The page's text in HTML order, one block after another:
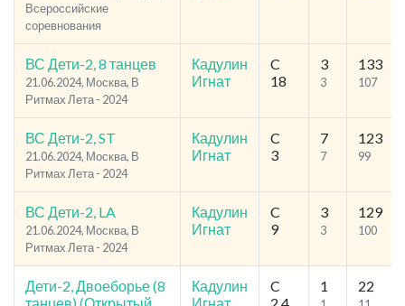
Всероссийские
соревнования
ВС Дети-2, 8 танцев
21.06.2024, Москва, В
Ритмах Лета - 2024
Кадулин
Игнат
C
18
3
3
133
107
ВС Дети-2, ST
21.06.2024, Москва, В
Ритмах Лета - 2024
Кадулин
Игнат
C
3
7
7
123
99
ВС Дети-2, LA
21.06.2024, Москва, В
Ритмах Лета - 2024
Кадулин
Игнат
C
9
3
3
129
100
Дети-2, Двоеборье (8
Кадулин
C
1 22